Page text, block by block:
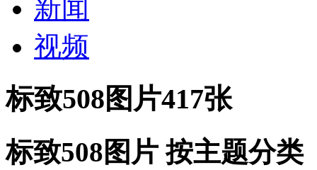
新闻
视频
标致508图片417张
标致508图片 按主题分类